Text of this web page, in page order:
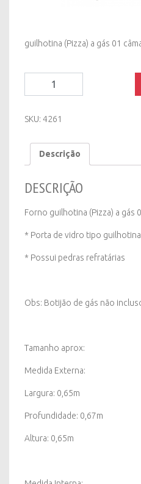
guilhotina (Pizza) a gás 01
Guilhotina
a
01
Câmara
-
quantity
SKU: 4261
Descrição
DESCRIÇÃO
Forno guilhotina (Pizza) a gás
* Porta de vidro tipo guilhotina
* Possui pedras refratárias
Obs: Botijão de gás não
Tamanho aprox:
Medida Externa:
Largura: 0,65m
Profundidade: 0,67m
Altura: 0,65m